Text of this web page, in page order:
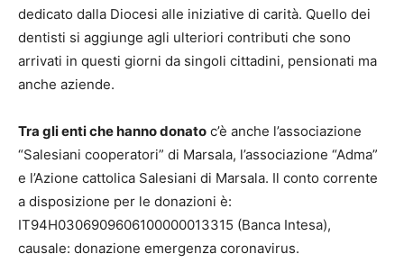
dedicato dalla Diocesi alle iniziative di carità. Quello dei
dentisti si aggiunge agli ulteriori contributi che sono
arrivati in questi giorni da singoli cittadini, pensionati ma
anche aziende.
Tra gli enti che hanno donato c’è anche l’associazione
“Salesiani cooperatori” di Marsala, l’associazione “Adma”
e l’Azione cattolica Salesiani di Marsala. Il conto corrente
a disposizione per le donazioni è:
IT94H0306909606100000013315 (Banca Intesa),
causale: donazione emergenza coronavirus.